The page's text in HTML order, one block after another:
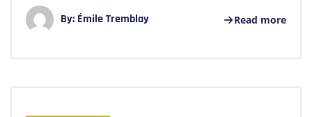
By: Émile Tremblay Read more